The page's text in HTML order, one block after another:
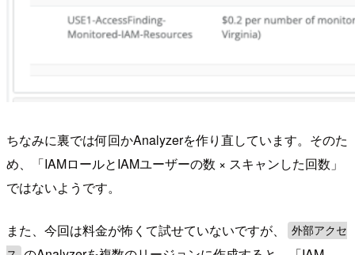
ちなみに裏では何回かAnalyzerを作り直しています。そのた
め、「IAMロールとIAMユーザーの数 × スキャンした回数」
ではないようです。
また、今回は料金が怖くて試せていないですが、
外部アクセ